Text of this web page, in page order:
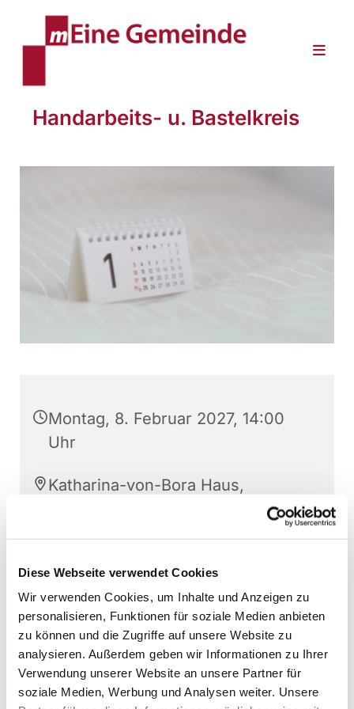
Diese Webseite verwendet Cookies
Wir verwenden Cookies, um Inhalte und Anzeigen zu
personalisieren, Funktionen für soziale Medien anbieten
zu können und die Zugriffe auf unsere Website zu
analysieren. Außerdem geben wir Informationen zu Ihrer
Verwendung unserer Website an unsere Partner für
soziale Medien, Werbung und Analysen weiter. Unsere
Handarbeits- u. Bastelkreis
Montag, 8. Februar 2027, 14:00
Uhr
Katharina-von-Bora Haus,
Kardinal-von-Galen-Straße 10,
Uschi Bräuer